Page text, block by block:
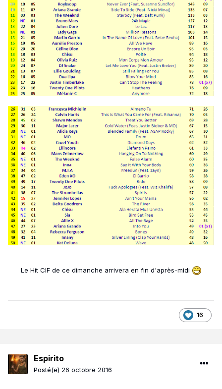
Le Hit CIF de ce dimanche arrivera en fin d'après-midi
16
Espirito
Posté(e) 26 octobre 2016